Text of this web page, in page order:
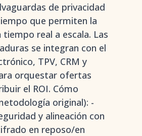
de privacidad
que permiten la
tiempo real a escala. Las
se integran con el
TPV, CRM y
orquestar ofertas
el ROI. Cómo
original): -
y alineación con
en reposo/en